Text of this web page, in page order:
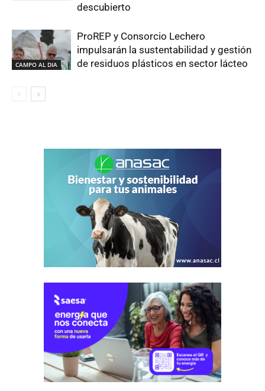
descubierto
CAMPO AL DIA
ProREP y Consorcio Lechero
impulsarán la sustentabilidad y gestión
de residuos plásticos en sector lácteo